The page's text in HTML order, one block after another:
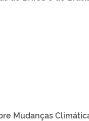
Mudanças